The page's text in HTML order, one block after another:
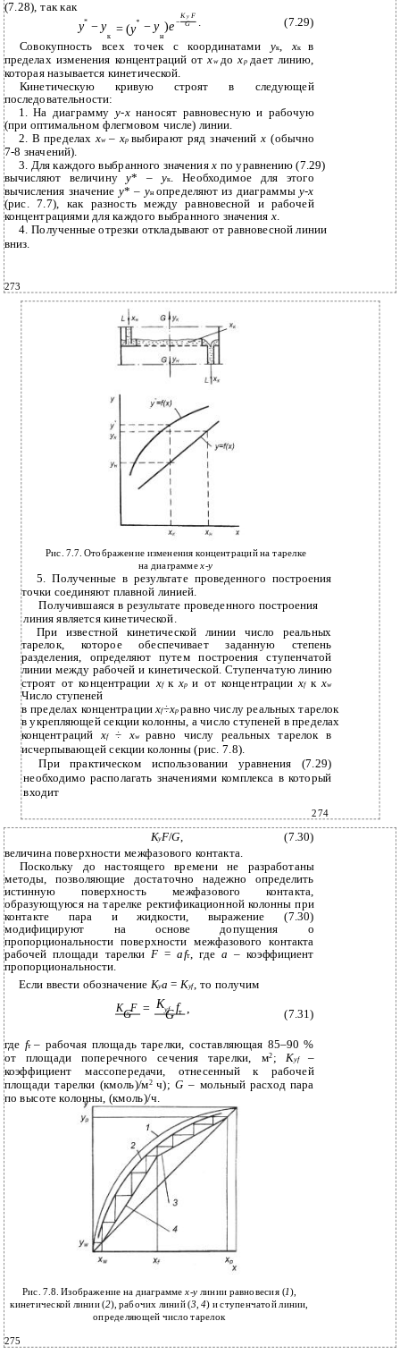
(7.28), так как
Ky F
−
y* −y * −y )e . (7.29)
G
= (y
к н
Совокупность всех точек с координатами ук, хкв
пределах изменения концентраций отхwдоxрдает линию,
которая называется кинетической.
Кинетическую кривую строят в следующей
последовательности:
1. На диаграмму у-х наносят равновесную и рабочую
(при оптимальном флегмовом числе) линии.
2. В пределаххw – xрвыбирают ряд значенийх(обычно
7-8 значений).
3. Для каждого выбранного значениях по уравнению (7.29)
вычисляют величинуу* – yк. Необходимое для этого
вычисления значение у* – yнопределяют из диаграммы у-х
(рис. 7.7), как разность между равновесной и рабочей
концентрациями для каждого выбранного значениях
4. Полученные отрезки откладывают от равновесной линии
вниз.
273
Рис. 7.7. Отображение изменения концентраций на тарелке
на диаграммеx-y
5. Полученные в результате проведенного построения
точки соединяют плавной линией.
Получившаяся в результате проведенного построения
линия является кинетической.
При известной кинетической линии число реальных
тарелок, которое обеспечивает заданную степень
разделения, определяют путем построения ступенчатой
линии между рабочей и кинетической. Ступенчатую линию
строят от концентрации xf кxри от концентрацииxf к хw
Число ступеней
в пределах концентрацииxf÷xрравно числу реальных тарелок
в укрепляющей секции колонны, а число ступеней в пределах
концентраций xf ÷ xw равно числу реальных тарелок в
исчерпывающей секции колонны (рис. 7.8).
При практическом использовании уравнения (7.29)
необходимо располагать значениями комплекса в который
входит
274
KyF/G, (7.30)
величина поверхности межфазового контакта.
Поскольку до настоящего времени не разработаны
методы, позволяющие достаточно надежно определить
истинную поверхность межфазового контакта,
образующуюся на тарелке ректификационной колонны при
контакте пара и жидкости, выражение (7.30)
модифицируют на основе допущения о
пропорциональности поверхности межфазового контакта
рабочей площади тарелкиF=afт, где а – коэффициент
пропорциональности.
Если ввести обозначение Kya= Kyf, то получим
KyF = Kyf fт (7.31)
G G
где fт– рабочая площадь тарелки, составляющая 85–90 %
от площади поперечного сечения тарелки, м2 ;Kyf –
коэффициент массопередачи, отнесенный к рабочей
площади тарелки (кмоль)/м2ч); G– мольный расход пара
по высоте колонны, (кмоль)/ч.
Рис. 7.8. Изображение на диаграммех-у линии равновесия (1),
кинетической линии (2), рабочих линий (3,4) и ступенчатой линии,
определяющей число тарелок
275